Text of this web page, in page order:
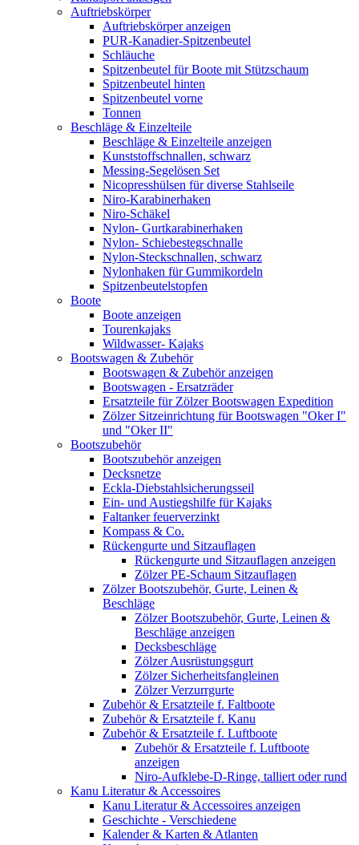
Auftriebskörper
Auftriebskörper anzeigen
PUR-Kanadier-Spitzenbeutel
Schläuche
Spitzenbeutel für Boote mit Stützschaum
Spitzenbeutel hinten
Spitzenbeutel vorne
Tonnen
Beschläge & Einzelteile
Beschläge & Einzelteile anzeigen
Kunststoffschnallen, schwarz
Messing-Segelösen Set
Nicopresshülsen für diverse Stahlseile
Niro-Karabinerhaken
Niro-Schäkel
Nylon- Gurtkarabinerhaken
Nylon- Schiebestegschnalle
Nylon-Steckschnallen, schwarz
Nylonhaken für Gummikordeln
Spitzenbeutelstopfen
Boote
Boote anzeigen
Tourenkajaks
Wildwasser- Kajaks
Bootswagen & Zubehör
Bootswagen & Zubehör anzeigen
Bootswagen - Ersatzräder
Ersatzteile für Zölzer Bootswagen Expedition
Zölzer Sitzeinrichtung für Bootswagen "Oker I"
und "Oker II"
Bootszubehör
Bootszubehör anzeigen
Decksnetze
Eckla-Diebstahlsicherungsseil
Ein- und Austiegshilfe für Kajaks
Faltanker feuerverzinkt
Kompass & Co.
Rückengurte und Sitzauflagen
Rückengurte und Sitzauflagen anzeigen
Zölzer PE-Schaum Sitzauflagen
Zölzer Bootszubehör, Gurte, Leinen &
Beschläge
Zölzer Bootszubehör, Gurte, Leinen &
Beschläge anzeigen
Decksbeschläge
Zölzer Ausrüstungsgurt
Zölzer Sicherheitsfangleinen
Zölzer Verzurrgurte
Zubehör & Ersatzteile f. Faltboote
Zubehör & Ersatzteile f. Kanu
Zubehör & Ersatzteile f. Luftboote
Zubehör & Ersatzteile f. Luftboote
anzeigen
Niro-Aufklebe-D-Ringe, talliert oder rund
Kanu Literatur & Accessoires
Kanu Literatur & Accessoires anzeigen
Geschichte - Verschiedene
Kalender & Karten & Atlanten